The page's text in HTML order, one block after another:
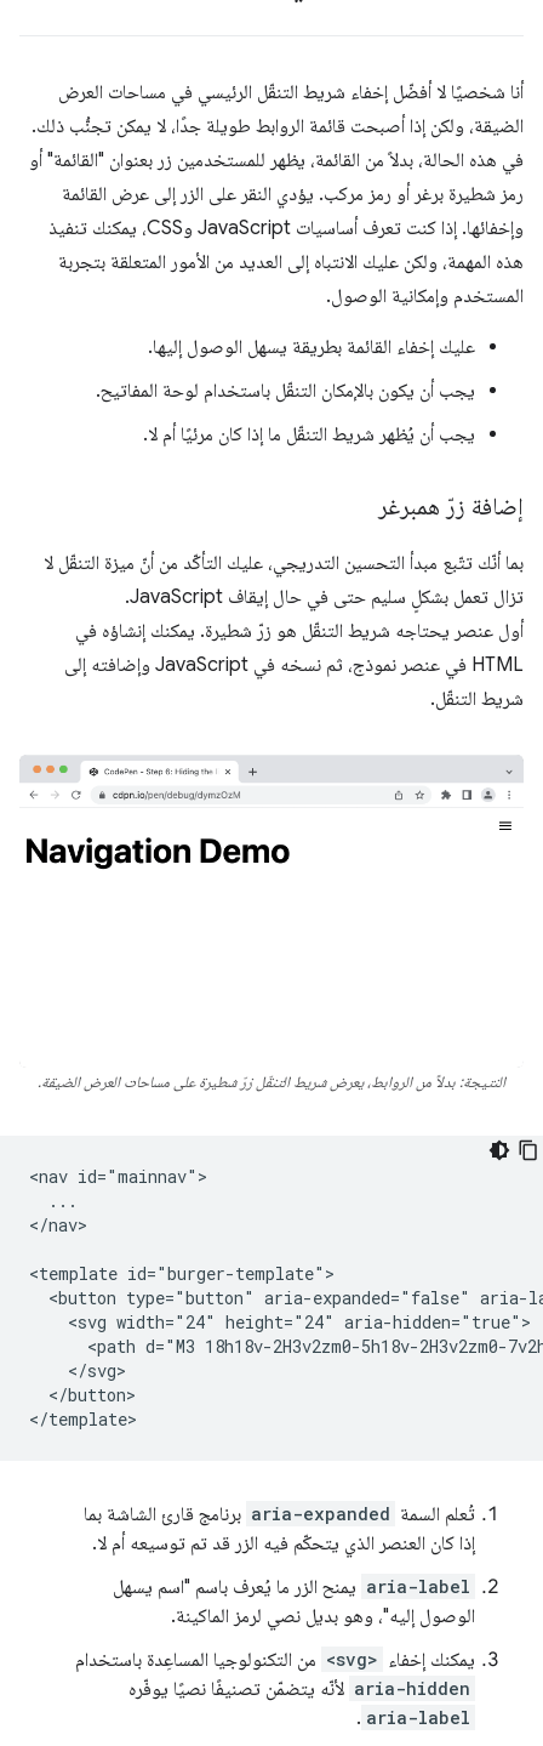
أنا شخصيًا لا أفضّل إخفاء شريط التنقّل الرئيسي في مساحات العرض
الضيقة، ولكن إذا أصبحت قائمة الروابط طويلة جدًا، لا يمكن تجنُّب ذلك.
في هذه الحالة، بدلاً من القائمة، يظهر للمستخدمين زر بعنوان "القائمة" أو
رمز شطيرة برغر أو رمز مركب. يؤدي النقر على الزر إلى عرض القائمة
وإخفائها. إذا كنت تعرف أساسيات JavaScript وCSS، يمكنك تنفيذ
هذه المهمة، ولكن عليك الانتباه إلى العديد من الأمور المتعلقة بتجربة
المستخدم وإمكانية الوصول.
عليك إخفاء القائمة بطريقة يسهل الوصول إليها.
يجب أن يكون بالإمكان التنقّل باستخدام لوحة المفاتيح.
يجب أن يُظهر شريط التنقّل ما إذا كان مرئيًا أم لا.
إضافة زرّ همبرغر
بما أنّك تتّبع مبدأ التحسين التدريجي، عليك التأكّد من أنّ ميزة التنقّل لا
تزال تعمل بشكلٍ سليم حتى في حال إيقاف JavaScript.
أول عنصر يحتاجه شريط التنقّل هو زرّ شطيرة. يمكنك إنشاؤه في
HTML في عنصر نموذج، ثم نسخه في JavaScript وإضافته إلى
شريط التنقّل.
النتيجة: بدلاً من الروابط، يعرض شريط التنقّل زرّ شطيرة على مساحات العرض الضيقة.
<nav id="mainnav">
  ...
</nav>
<template id="burger-template">
<button type="button" aria-expanded="false" aria-
    <svg width="24" height="24" aria-hidden="true">
<path d="M3 18h18v-2H3v2zm0-5h18v-2H3v2zm0-
    </svg>
  </button>
تُعلم السمة aria-expanded برنامج قارئ الشاشة بما
إذا كان العنصر الذي يتحكّم فيه الزر قد تم توسيعه أم لا.
aria-label يمنح الزر ما يُعرف باسم "اسم يسهل
الوصول إليه"، وهو بديل نصي لرمز الماكينة.
يمكنك إخفاء <svg> من التكنولوجيا المساعِدة باستخدام
aria-hidden لأنّه يتضمّن تصنيفًا نصيًا يوفّره
aria-label
.